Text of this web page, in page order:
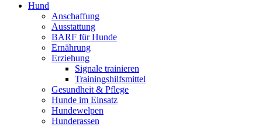
Hund
Anschaffung
Ausstattung
BARF für Hunde
Ernährung
Erziehung
Signale trainieren
Trainingshilfsmittel
Gesundheit & Pflege
Hunde im Einsatz
Hundewelpen
Hunderassen